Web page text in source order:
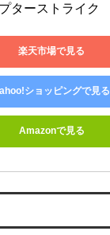
ターストライク
楽天市場で見る
ショッピングで見る
Amazonで見る